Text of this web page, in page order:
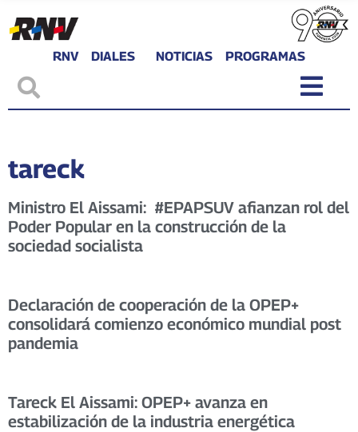
RNV DIALES NOTICIAS PROGRAMAS
tareck
Ministro El Aissami: #EPAPSUV afianzan rol del
Poder Popular en la construcción de la
sociedad socialista
Declaración de cooperación de la OPEP+
consolidará comienzo económico mundial post
pandemia
Tareck El Aissami: OPEP+ avanza en
estabilización de la industria energética